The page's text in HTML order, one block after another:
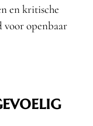
en kritische
voor openbaar